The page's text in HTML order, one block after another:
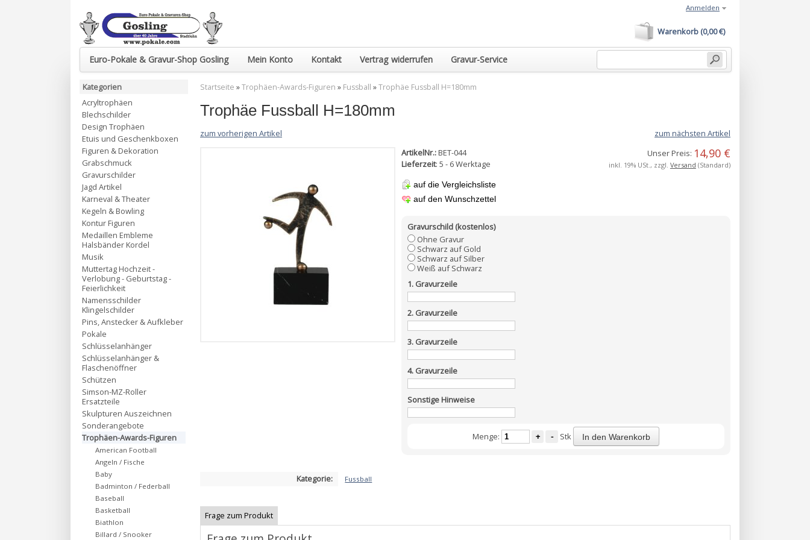
Euro-Pokale & Gravur-Shop Gosling Mein Konto Kontakt Vertrag widerrufen Gravur-Service
Warenkorb (0,00 €)
Anmelden
Startseite »Trophäen-Awards-Figuren » Fussball »Trophäe Fussball H=180mm
Trophäe Fussball H=180mm
zum vorherigen Artikel
zum nächsten Artikel
ArtikelNr.: BET-044
Lieferzeit: 5 - 6 Werktage
auf die Vergleichsliste
auf den Wunschzettel
Unser Preis: 14,90 €
inkl. 19% USt., zzgl. Versand (Standard)
Gravurschild (kostenlos)
Ohne Gravur
Schwarz auf Gold
Schwarz auf Silber
Weiß auf Schwarz
1. Gravurzeile
2. Gravurzeile
3. Gravurzeile
4. Gravurzeile
Sonstige Hinweise
Menge: + - Stk In den Warenkorb
Kategorie: Fussball
Frage zum Produkt
Kategorien
Acryltrophäen
Blechschilder
Design Trophäen
Etuis und Geschenkboxen
Figuren & Dekoration
Grabschmuck
Gravurschilder
Jagd Artikel
Karneval & Theater
Kegeln & Bowling
Kontur Figuren
Medaillen Embleme
Halsbänder Kordel
Musik
Muttertag Hochzeit -
Verlobung - Geburtstag -
Feierlichkeit
Namensschilder
Klingelschilder
Pins, Anstecker & Aufkleber
Pokale
Schlüsselanhänger
Schlüsselanhänger &
Flaschenöffner
Schützen
Simson-MZ-Roller
Ersatzteile
Skulpturen Auszeichnen
Sonderangebote
Trophäen-Awards-Figuren
American Football
Angeln / Fische
Baby
Badminton / Federball
Baseball
Basketball
Biathlon
Billard / Snooker